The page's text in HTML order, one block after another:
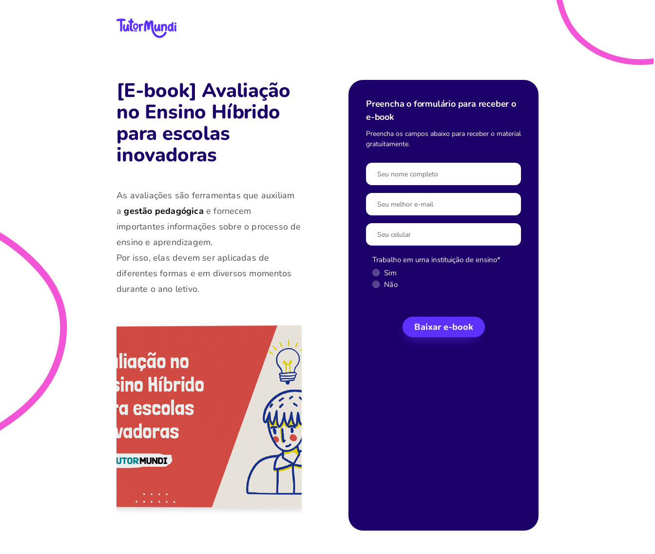
[E-book] Avaliação
no Ensino Híbrido
para escolas
inovadoras
As avaliações são ferramentas que auxiliam
agestão pedagógica e fornecem
importantes informações sobre o processo de
ensino e aprendizagem.
Por isso, elas devem ser aplicadas de
diferentes formas e em diversos momentos
durante o ano letivo.
Preencha o formulário para receber o
e-book
Preencha os campos abaixo para receber o material
gratuitamente.
Trabalho em uma instituição de ensino*
Sim
Não
Baixar e-book